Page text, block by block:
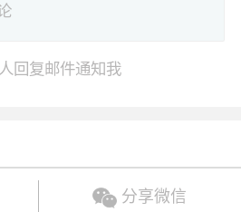
回复邮件通知我
分享微信